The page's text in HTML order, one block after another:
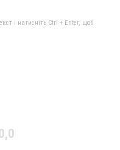
і натисніть Ctrl + Enter, щоб